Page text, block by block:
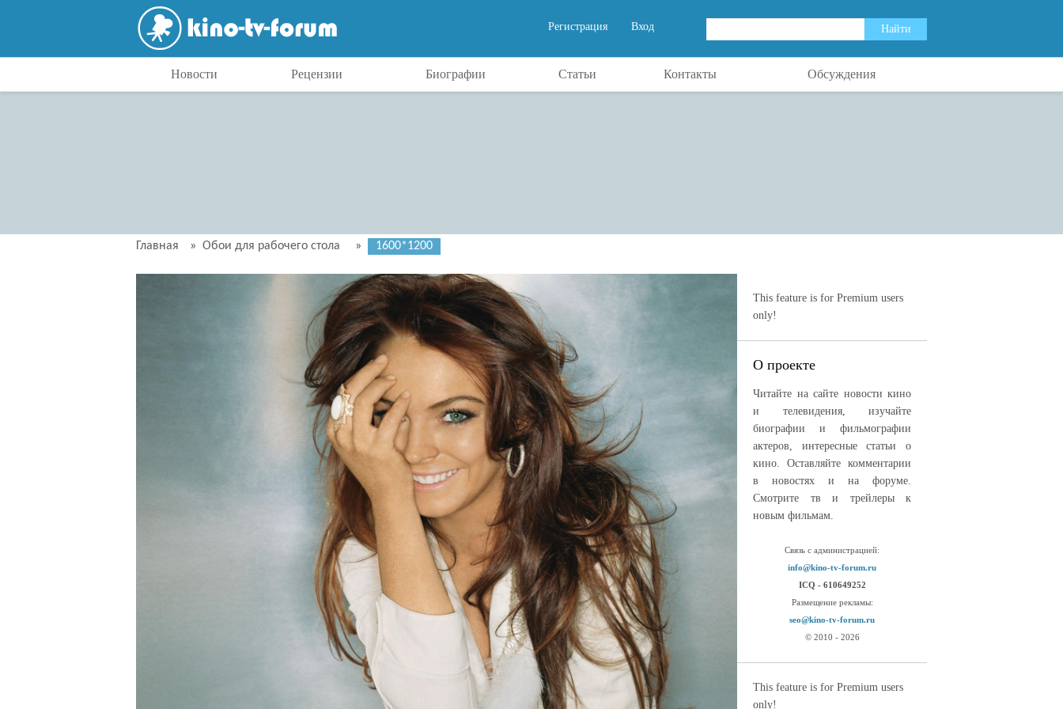
Вход
Регистрация
Новости Рецензии Биографии Статьи Контакты Обсуждения
Главная » Обои для рабочего стола » 1600*1200
This feature is for Premium users
only!
О проекте
Читайте на сайте новости кино
и телевидения, изучайте
биографии и фильмографии
актеров, интересные статьи о
кино. Оставляйте комментарии
в новостях и на форуме.
Смотрите тв и трейлеры к
новым фильмам.
Связь с администрацией:
info@kino-tv-forum.ru
ICQ - 610649252
Размещение рекламы:
seo@kino-tv-forum.ru
© 2010 - 2026
This feature is for Premium users
only!